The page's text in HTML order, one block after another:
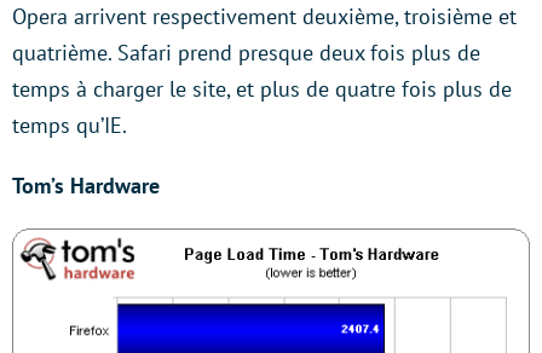
Opera arrivent respectivement deuxième, troisième et
quatrième. Safari prend presque deux fois plus de
temps à charger le site, et plus de quatre fois plus de
temps qu’IE.
Tom’s Hardware